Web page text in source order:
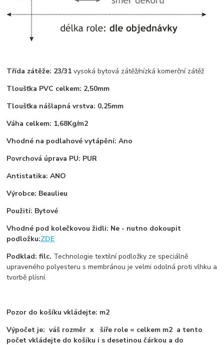
Třída zátěže: 23/31 vysoká bytová zátěž/nízká komerční zátěž
Tloušťka PVC celkem: 2,50mm
Tloušťka nášlapná vrstva: 0,25mm
Váha celkem: 1,68Kg/m2
Vhodné na podlahové vytápění: Ano
Povrchová úprava PU: PUR
Antistatika: ANO
Výrobce: Beaulieu
Použití: Bytové
Vhodné pod kolečkovou židli: Ne - nutno dokoupit
podložku:ZDE
Podklad: filc. Technologie textilní podložky ze speciálně
upraveného polyesteru s membránou je velmi odolná proti vlhku a
tvorbě plísní.
Pozor do košíku vkládejte: m2
Výpočet je: váš rozměr x šíře role = celkem m2 a tento
počet vkládejte do košíku i s desetinou čárkou a do